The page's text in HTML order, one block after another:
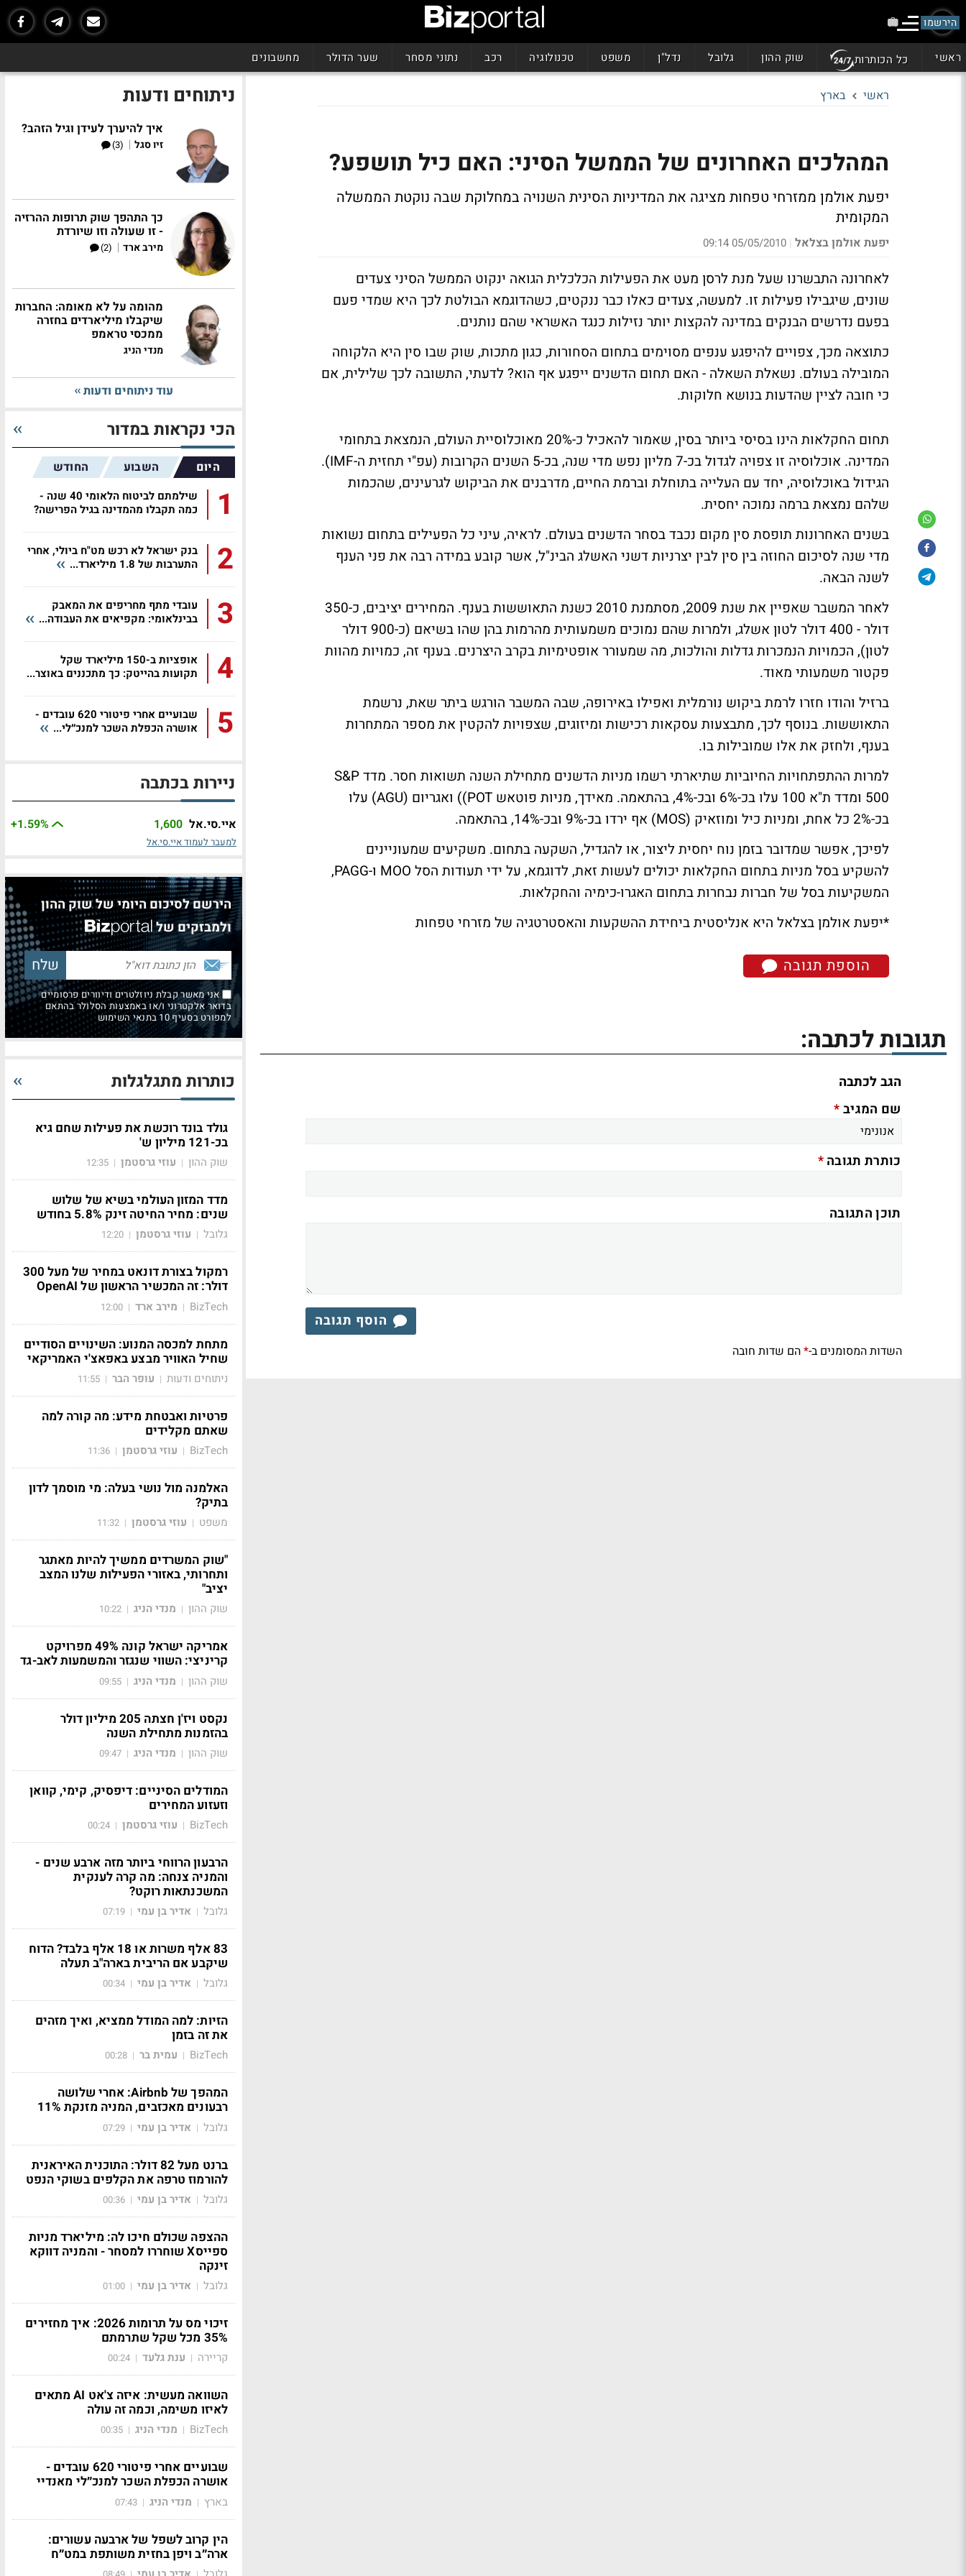
הירשמו
ראשי כל הכותרות שוק ההון גלובל נדל"ן משפט טכנולוגיה רכב נתוני מסחר שער הדולר מחשבונים
ראשי בארץ
המהלכים האחרונים של הממשל הסיני: האם כיל תושפע?
יפעת אולמן ממזרחי טפחות מציגה את המדיניות הסינית השנויה במחלוקת שבה נוקטת הממשלה
המקומית
יפעת אולמן בצלאל |
05/05/2010 09:14
לאחרונה התבשרנו שעל מנת לרסן מעט את הפעילות הכלכלית הגואה ינקוט הממשל הסיני צעדים
שונים, שיגבילו פעילות זו. למעשה, צעדים כאלו כבר ננקטים, כשהדוגמא הבולטת לכך היא שמדי פעם
בפעם נדרשים הבנקים במדינה להקצות יותר נזילות כנגד האשראי שהם נותנים.
כתוצאה מכך, צפויים להיפגע ענפים מסוימים בתחום הסחורות, כגון מתכות, שוק שבו סין היא הלקוחה
המובילה בעולם. נשאלת השאלה - האם תחום הדשנים ייפגע אף הוא? לדעתי, התשובה לכך שלילית, אם
כי חובה לציין שהדעות בנושא חלוקות.
תחום החקלאות הינו בסיסי ביותר בסין, שאמור להאכיל כ-20% מאוכלוסיית העולם, הנמצאת בתחומי
המדינה. אוכלוסיה זו צפויה לגדול בכ-7 מליון נפש מדי שנה, בכ-5 השנים הקרובות (עפ"י תחזית ה-IMF).
הגידול באוכלוסיה, יחד עם העלייה בתוחלת וברמת החיים, מדרבנים את הביקוש לגרעינים, שהכמות
שלהם נמצאת ברמה נמוכה יחסית.
בשנים האחרונות תופסת סין מקום נכבד בסחר הדשנים בעולם. לראיה, עיני כל הפעילים בתחום נשואות
מדי שנה לסיכום החוזה בין סין לבין יצרניות דשני האשלג הבינ"ל, אשר קובע במידה רבה את פני הענף
לשנה הבאה.
לאחר המשבר שאפיין את שנת 2009, מסתמנת 2010 כשנת התאוששות בענף. המחירים יציבים, כ-350
דולר - 400 דולר לטון אשלג, ולמרות שהם נמוכים משמעותית מהרמות בהן שהו בשיאם (כ-900 דולר
לטון), הכמויות הנמכרות גדלות והולכות, מה שמעורר אופטימיות בקרב היצרנים. בענף זה, כמויות מהוות
פקטור משמעותי מאוד.
ברזיל והודו חזרו לרמת ביקוש נורמלית ואפילו באירופה, שבה המשבר הורגש ביתר שאת, נרשמת
התאוששות. בנוסף לכך, מתבצעות עסקאות רכישות ומיזוגים, שצפויות להקטין את מספר המתחרות
בענף, ולחזק את אלו שמובילות בו.
למרות ההתפתחויות החיוביות שתיארתי רשמו מניות הדשנים מתחילת השנה תשואות חסר. מדד S&P
500 ומדד ת"א 100 עלו בכ-6% ובכ-4%, בהתאמה. מאידך, מניות פוטאש POT)) ואגריום (AGU) עלו
בכ-2% כל אחת, ומניות כיל ומוזאיק (MOS) אף ירדו בכ-9% ובכ-14%, בהתאמה.
לפיכך, אפשר שמדובר בזמן נוח יחסית ליצור, או להגדיל, השקעה בתחום. משקיעים שמעוניינים
להשקיע בסל מניות בתחום החקלאות יכולים לעשות זאת, לדוגמא, על ידי תעודות הסל MOO ו-PAGG,
המשקיעות בסל של חברות נבחרות בתחום האגרו-כימיה והחקלאות.
*יפעת אולמן בצלאל היא אנליסטית ביחידת ההשקעות והאסטרטגיה של מזרחי טפחות
הוספת תגובה
תגובות לכתבה:
הגב לכתבה
שם המגיב*
כותרת תגובה*
תוכן התגובה
הוסף תגובה
השדות המסומנים ב-*הם שדות חובה
ניתוחים ודעות
איך להיערך לעידן וגיל הזהב?
זיו סגל |
(3)
כך התהפך שוק תרופות ההרזיה
- זו שעולה וזו שיורדת
מירב ארד |
(2)
מהומה על לא מאומה: החברות
שיקבלו מיליארדים בחזרה
ממכסי טראמפ
מנדי הניג
עוד ניתוחים ודעות
הכי נקראות במדור
היום השבוע החודש
1
שילמתם לביטוח הלאומי 40 שנה -
כמה תקבלו מהמדינה בגיל הפרישה?
2
בנק ישראל לא רכש מט"ח ביולי, אחרי
התערבות של 1.8 מיליארד...
3
עובדי מתף מחריפים את המאבק
בבינלאומי: מקפיאים את העבודה...
4
אופציות ב-150 מיליארד שקל
תקועות בהייטק: כך מתכננים באוצר...
5
שבועיים אחרי פיטורי 620 עובדים -
אושרה הכפלת השכר למנכ״לי...
ניירות בכתבה
איי.סי.אל 1,600
+1.59%
למעבר לעמוד איי.סי.אל
הירשם לסיכום היומי של שוק ההון
ולמבזקים של
אני מאשר קבלת ניוזלטרים ודיוורים פרסומיים
בדואר אלקטרוני ו/או באמצעות הסלולר בהתאם
למפורט בסעיף 10 בתנאי השימוש
כותרות מתגלגלות
גולד בונד רוכשת את פעילות שחם גיא
בכ-121 מיליון ש'
שוק ההון | עוזי גרסטמן |
12:35
מדד המזון העולמי בשיא של שלוש
שנים: מחיר החיטה זינק 5.8% בחודש
גלובל | עוזי גרסטמן |
12:20
רמקול בצורת דונאט במחיר של מעל 300
דולר: זה המכשיר הראשון של OpenAI
BizTech
| מירב ארד |
12:00
מתחת למכסה המנוע: השינויים הסודיים
שחיל האוויר מבצע באפאצ'י האמריקאי
ניתוחים ודעות | עופר הבר |
11:55
פרטיות ואבטחת מידע: מה קורה למה
שאתם מקלידים
BizTech
| עוזי גרסטמן |
11:36
האלמנה מול נושי בעלה: מי מוסמך לדון
בתיק?
משפט | עוזי גרסטמן |
11:32
"שוק המשרדים ממשיך להיות מאתגר
ותחרותי, באזורי הפעילות שלנו המצב
יציב"
שוק ההון | מנדי הניג |
10:22
אמריקה ישראל קונה 49% מפרויקט
קריניצי: השווי שנגזר והמשמעות לאב-גד
שוק ההון | מנדי הניג |
09:55
נקסט ויז'ן חצתה 205 מיליון דולר
בהזמנות מתחילת השנה
שוק ההון | מנדי הניג |
09:47
המודלים הסיניים: דיפסיק, קימי, קוואן
וזעזוע המחירים
BizTech
| עוזי גרסטמן |
00:24
הרבעון הרווחי ביותר מזה ארבע שנים -
והמניה צנחה: מה קרה לענקית
המשכנתאות רוקט?
גלובל | אדיר בן עמי |
07:19
83 אלף משרות או 18 אלף בלבד? הדוח
שיקבע אם הריבית בארה"ב תעלה
גלובל | אדיר בן עמי |
00:34
הזיות: למה המודל ממציא, ואיך מזהים
את זה בזמן
BizTech
| עמית בר |
00:28
המהפך של Airbnb: אחרי שלושה
רבעונים מאכזבים, המניה מזנקת 11%
גלובל | אדיר בן עמי |
07:29
ברנט מעל 82 דולר: התוכנית האיראנית
להורמוז טרפה את הקלפים בשוקי הנפט
גלובל | אדיר בן עמי |
00:36
ההצפה שכולם חיכו לה: מיליארד מניות
ספייסX שוחררו למסחר - והמניה דווקא
זינקה
גלובל | אדיר בן עמי |
01:00
זיכוי מס על תרומות 2026: איך מחזירים
35% מכל שקל שתרמתם
קריירה | ענת גלעד |
00:24
השוואה מעשית: איזה צ'אט AI מתאים
לאיזו משימה, וכמה זה עולה
BizTech
| מנדי הניג |
00:35
שבועיים אחרי פיטורי 620 עובדים -
אושרה הכפלת השכר למנכ״לי מאנדיי
בארץ | מנדי הניג |
07:43
הין קרוב לשפל של ארבעה עשורים:
ארה״ב ויפן בחזית משותפת במט״ח